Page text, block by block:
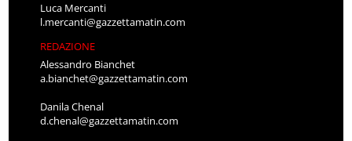
Luca Mercanti
l.mercanti@gazzettamatin.com
REDAZIONE
Alessandro Bianchet
a.bianchet@gazzettamatin.com
Danila Chenal
d.chenal@gazzettamatin.com